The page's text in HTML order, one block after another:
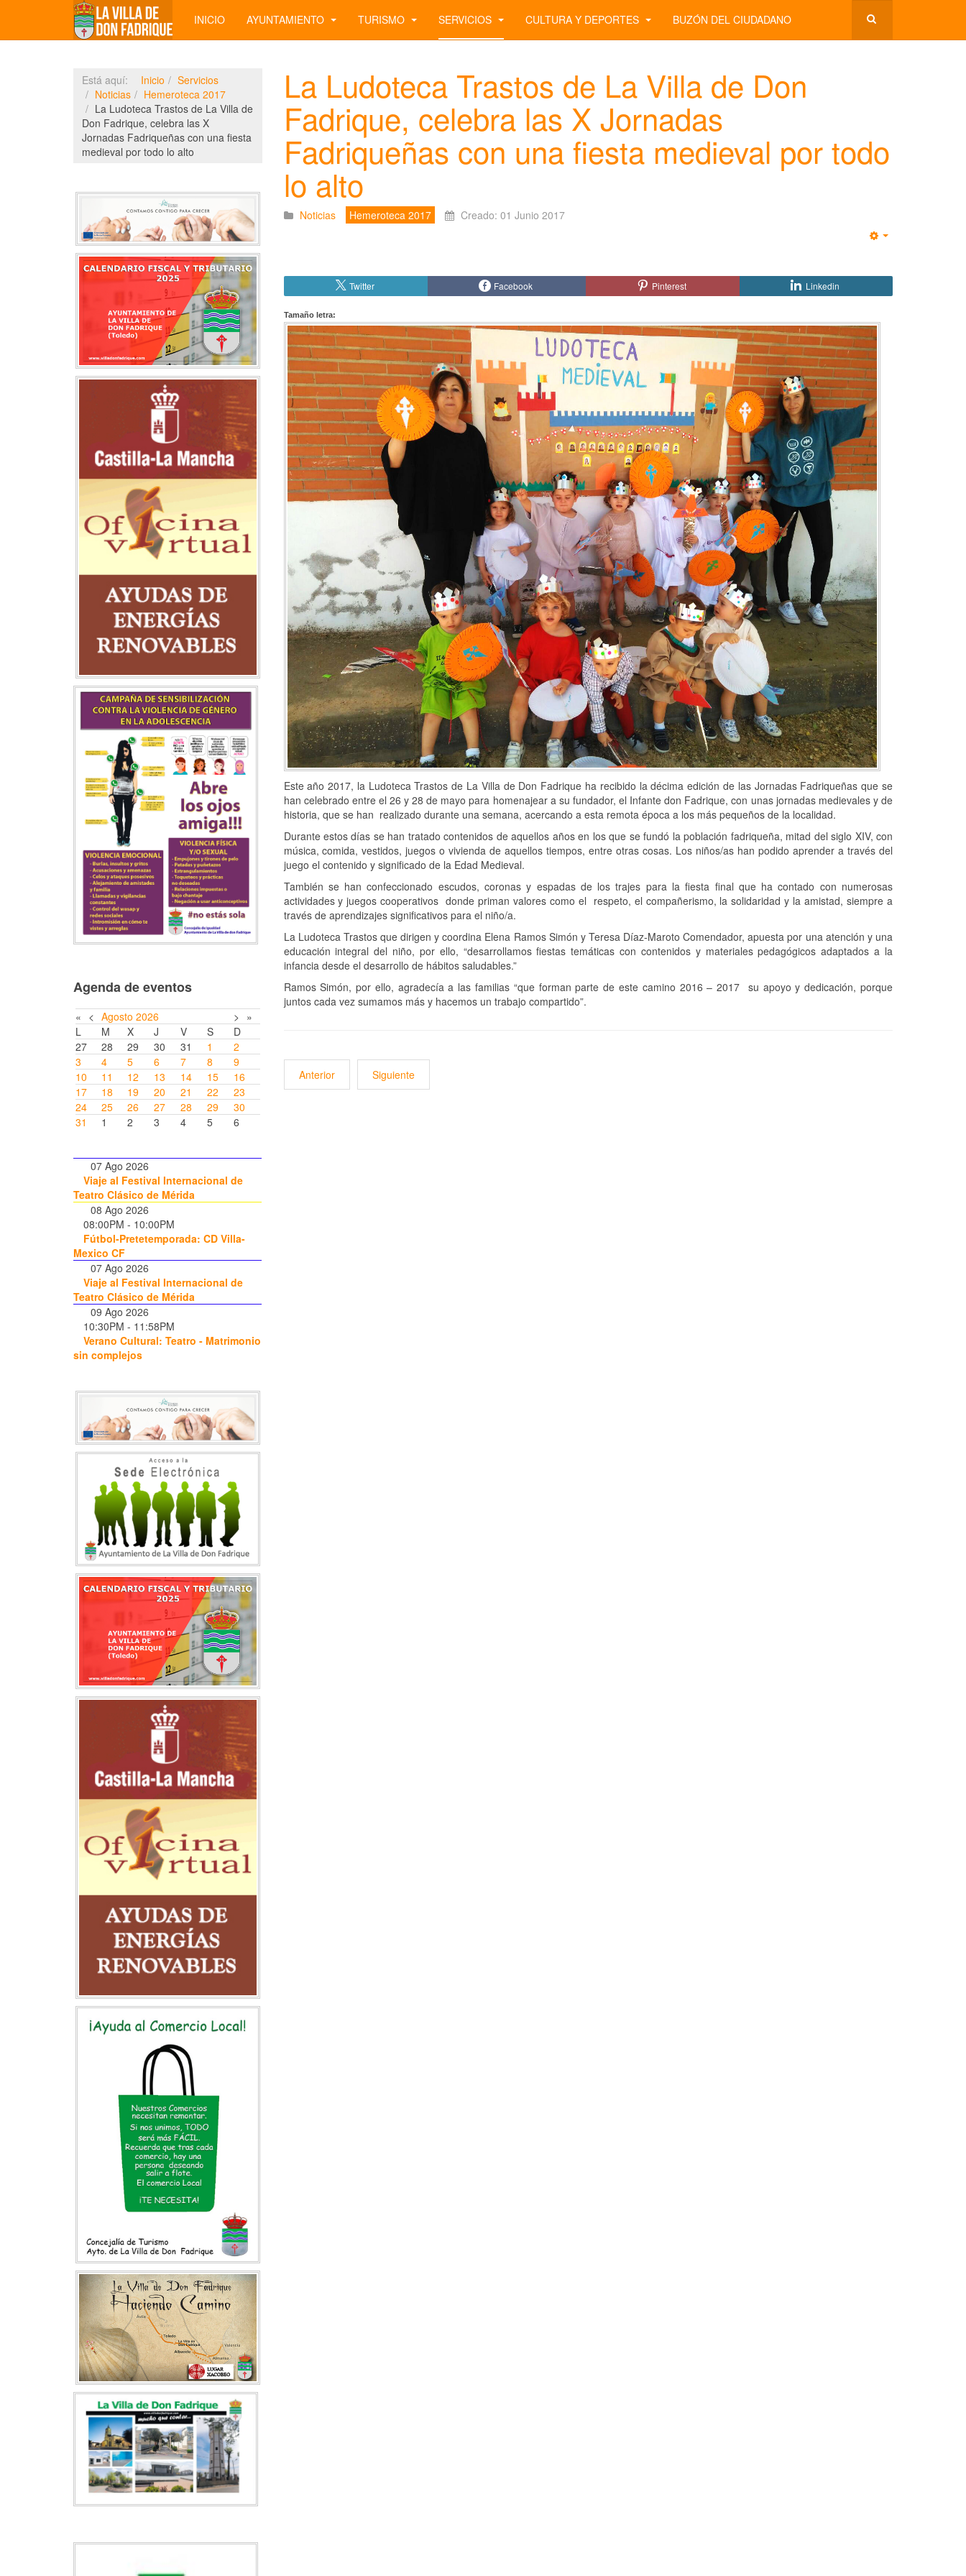
INICIO AYUNTAMIENTO TURISMO SERVICIOS CULTURA Y DEPORTES BUZÓN DEL CIUDADANO
La Ludoteca Trastos de La Villa de Don
Fadrique, celebra las X Jornadas
Fadriqueñas con una fiesta medieval por todo
lo alto
Noticias Hemeroteca 2017 Creado: 01 Junio 2017
Twitter Facebook Pinterest Linkedin
Tamaño letra:
Este año 2017, la Ludoteca Trastos de La Villa de Don Fadrique ha recibido la décima edición de las Jornadas Fadriqueñas que se
han celebrado entre el 26 y 28 de mayo para homenajear a su fundador, el Infante don Fadrique, con unas jornadas medievales y de
historia, que se han realizado durante una semana, acercando a esta remota época a los más pequeños de la localidad.
Durante estos días se han tratado contenidos de aquellos años en los que se fundó la población fadriqueña, mitad del siglo XIV, con
música, comida, vestidos, juegos o vivienda de aquellos tiempos, entre otras cosas. Los niños/as han podido aprender a través del
juego el contenido y significado de la Edad Medieval.
También se han confeccionado escudos, coronas y espadas de los trajes para la fiesta final que ha contado con numerosas
actividades y juegos cooperativos donde priman valores como el respeto, el compañerismo, la solidaridad y la amistad, siempre a
través de aprendizajes significativos para el niño/a.
La Ludoteca Trastos que dirigen y coordina Elena Ramos Simón y Teresa Díaz-Maroto Comendador, apuesta por una atención y una
educación integral del niño, por ello, “desarrollamos fiestas temáticas con contenidos y materiales pedagógicos adaptados a la
infancia desde el desarrollo de hábitos saludables.”
Ramos Simón, por ello, agradecía a las familias “que forman parte de este camino 2016 – 2017 su apoyo y dedicación, porque
juntos cada vez sumamos más y hacemos un trabajo compartido”.
Anterior Siguiente
Está aquí: Inicio
Servicios
Noticias
Hemeroteca 2017
La Ludoteca Trastos de La Villa de
Don Fadrique, celebra las X
Jornadas Fadriqueñas con una fiesta
medieval por todo lo alto
Agenda de eventos
« < Agosto 2026 > »
L
M X J V S
D
27
28 29 30 31 1
2
3
4 5 6 7 8
9
10
11 12 13 14 15
16
17
18 19 20 21 22
23
24
25 26 27 28 29
30
31
1 2 3 4 5 6
07 Ago 2026
Viaje al Festival Internacional de
Teatro Clásico de Mérida
08 Ago 2026
08:00PM - 10:00PM
Fútbol-Pretetemporada: CD Villa-
Mexico CF
07 Ago 2026
Viaje al Festival Internacional de
Teatro Clásico de Mérida
09 Ago 2026
10:30PM - 11:58PM
Verano Cultural: Teatro - Matrimonio
sin complejos